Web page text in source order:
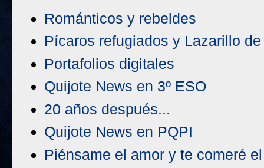
Románticos y rebeldes
Pícaros refugiados y Lazarillo
Portafolios digitales
Quijote News en 3º ESO
20 años después...
Quijote News en PQPI
Piénsame el amor y te comeré